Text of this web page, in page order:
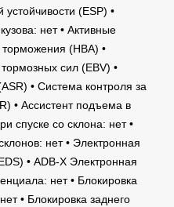
(ESP) •
нет • Активные
торможения (HBA) •
сил (EBV) •
• Система контроля за
• Ассистент подъема в
спуске со склона: нет •
нет • Электронная
• ADB-X Электронная
нет • Блокировка
• Блокировка заднего